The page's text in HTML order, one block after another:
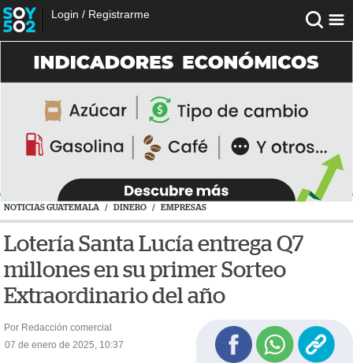
Login / Registrarme
NOTICIAS GUATEMALA / DINERO / EMPRESAS
Lotería Santa Lucía entrega Q7
millones en su primer Sorteo
Extraordinario del año
Por Redacción comercial
07 de enero de 2025, 10:37